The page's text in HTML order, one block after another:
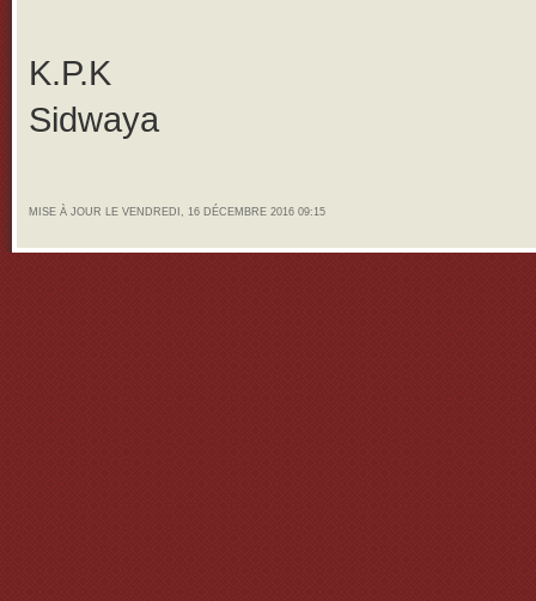
K.P.K
Sidwaya
MISE À JOUR LE VENDREDI, 16 DÉCEMBRE 2016 09:15